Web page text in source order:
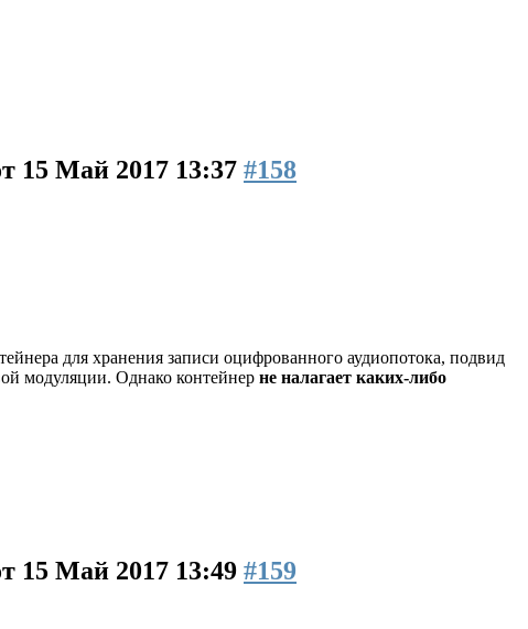
15 Май 2017 13:37 #158
для хранения записи оцифрованного аудиопотока, подвид
модуляции. Однако контейнер не налагает каких-либо
15 Май 2017 13:49 #159